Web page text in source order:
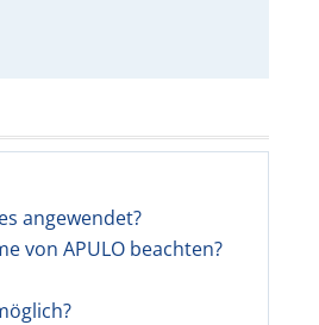
angewendet?
von APULO beachten?